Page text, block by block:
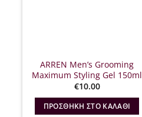
ARREN Men’s Grooming
Maximum Styling Gel 150ml
€10.00
ΠΡΟΣΘΉΚΗ ΣΤΟ ΚΑΛΆΘΙ